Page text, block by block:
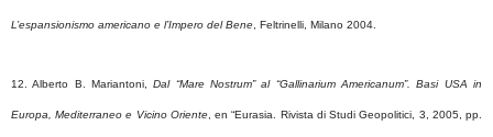
L’espansionismo americano e l’Impero del Bene Feltrinelli , Milano 2004.
12. Alberto B. Mariantoni ,Dal “MareNostrum” al “Gallinarium Americanum”. Basi USA in
Europa, Mediterraneo e Vicino Oriente, en “Eurasia. Rivista di Studi Geopolitici, 3, 2005, pp.